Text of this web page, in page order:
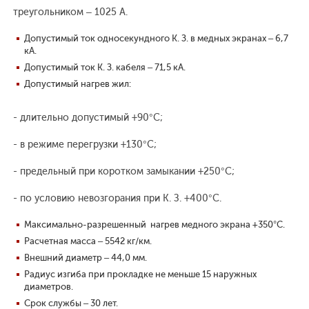
треугольником – 1025 А.
Допустимый ток односекундного К. З. в медных экранах – 6,7
кА.
Допустимый ток К. З. кабеля – 71,5 кА.
Допустимый нагрев жил:
- длительно допустимый +90°С;
- в режиме перегрузки +130°С;
- предельный при коротком замыкании +250°С;
- по условию невозгорания при К. З. +400°С.
Максимально-разрешенный нагрев медного экрана +350°С.
Расчетная масса – 5542 кг/км.
Внешний диаметр – 44,0 мм.
Радиус изгиба при прокладке не меньше 15 наружных
диаметров.
Срок службы – 30 лет.